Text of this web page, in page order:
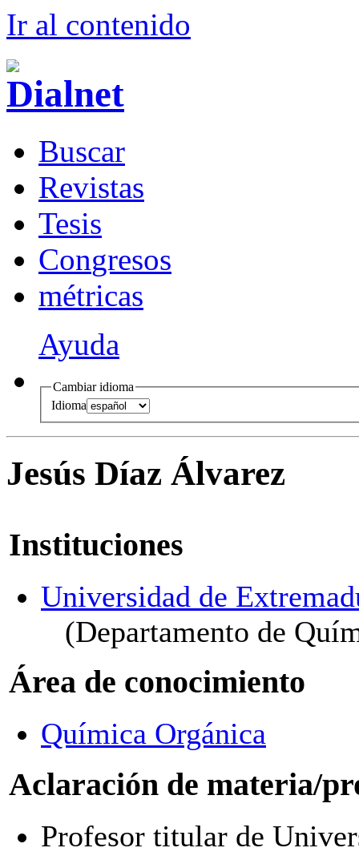
Ir al contenido
Buscar
Revistas
Tesis
Congresos
métricas
Ayuda
Cambiar idioma
Idioma
Jesús Díaz Álvarez
Instituciones
Universidad de
(Departamento de
Área de conocimiento
Química Orgánica
Aclaración de materia/
Profesor titular de